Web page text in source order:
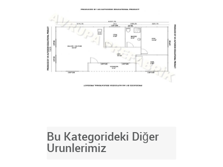
Bu Kategorideki Diğer
Urunlerimiz